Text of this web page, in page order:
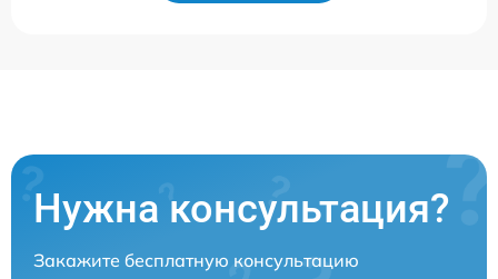
Нужна консультация?
Закажите бесплатную консультацию